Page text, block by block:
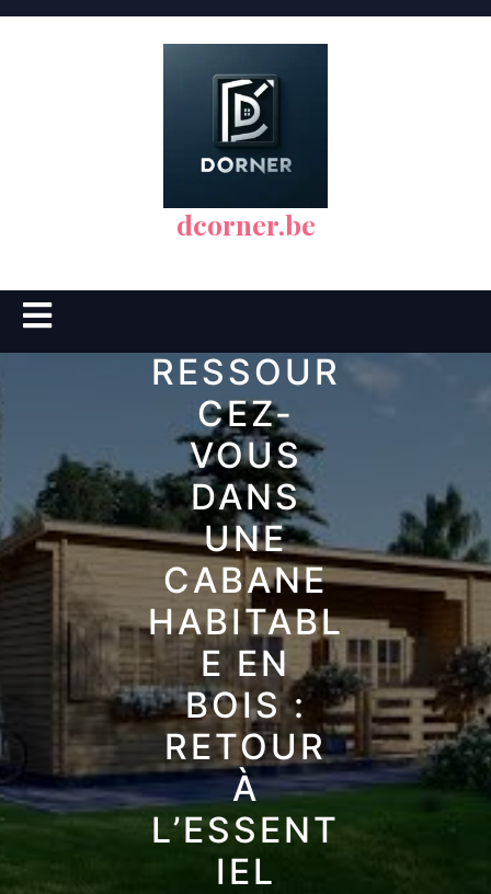
dcorner.be
Open
ButtonRESSOUR
CEZ-
VOUS
DANS
UNE
CABANE
HABITABL
E EN
BOIS :
RETOUR
À
L’ESSENT
IEL